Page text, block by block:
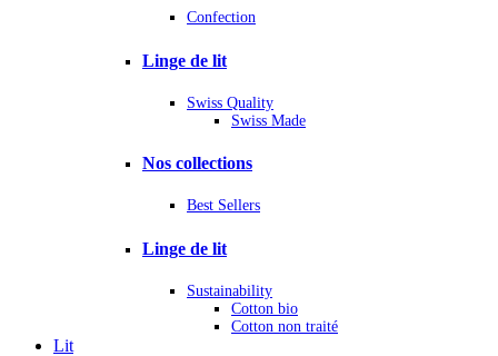
Confection
Linge de lit
Swiss Quality
Swiss Made
Nos collections
Best Sellers
Linge de lit
Sustainability
Cotton bio
Cotton non traité
Lit